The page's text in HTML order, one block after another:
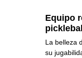
Equipo
La belleza
su